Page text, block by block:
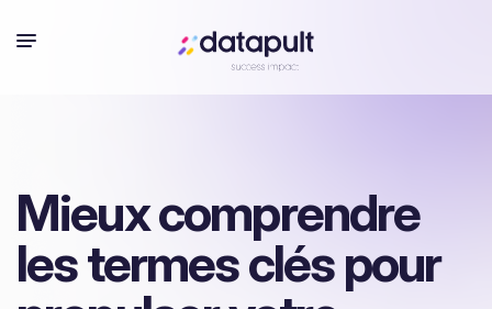
Mieux comprendre
les termes clés pour